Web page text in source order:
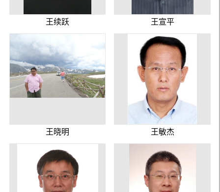
王续跃 王宣平
王晓明 王敏杰